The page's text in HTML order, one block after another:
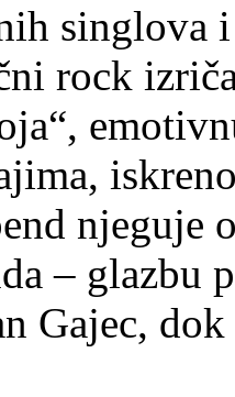
singlova
rock
njeguje
– glazbu
Gajec,